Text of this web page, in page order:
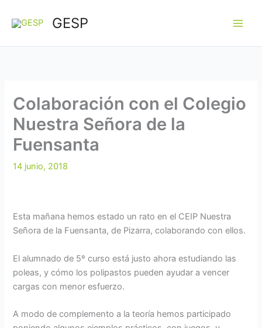
GESP
Colaboración con el Colegio
Nuestra Señora de la
Fuensanta
14 junio, 2018
Esta mañana hemos estado un rato en el CEIP Nuestra
Señora de la Fuensanta, de Pizarra, colaborando con ellos.
El alumnado de 5º curso está justo ahora estudiando las
poleas, y cómo los polipastos pueden ayudar a vencer
cargas con menor esfuerzo.
A modo de complemento a la teoría hemos participado